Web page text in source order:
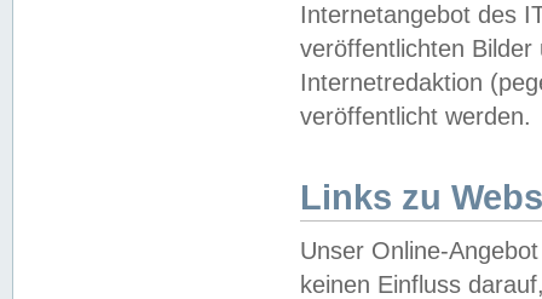
Internetangebot des
veröffentlichten
Internetredaktion
veröffentlicht werden.
Links zu
Unser Online-
keinen Einfluss